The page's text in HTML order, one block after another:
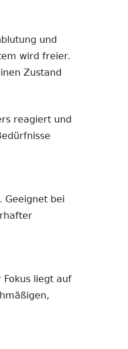
und
wird freier.
Zustand
reagiert und
Geeignet bei
liegt auf